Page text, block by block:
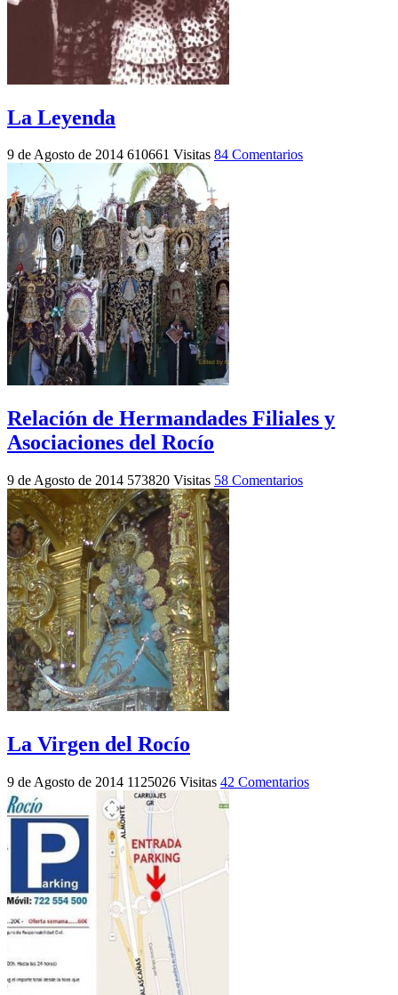
La Leyenda
9 de Agosto de 2014 610661 Visitas 84 Comentarios
Relación de Hermandades Filiales y
Asociaciones del Rocío
9 de Agosto de 2014 573820 Visitas 58 Comentarios
La Virgen del Rocío
9 de Agosto de 2014 1125026 Visitas 42 Comentarios